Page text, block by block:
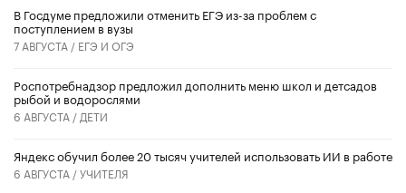
В Госдуме предложили отменить ЕГЭ из-за проблем с
поступлением в вузы
7 АВГУСТА / ЕГЭ И ОГЭ
Роспотребнадзор предложил дополнить меню школ и детсадов
рыбой и водорослями
6 АВГУСТА / ДЕТИ
​Яндекс обучил более 20 тысяч учителей использовать ИИ в работе
6 АВГУСТА /УЧИТЕЛЯ